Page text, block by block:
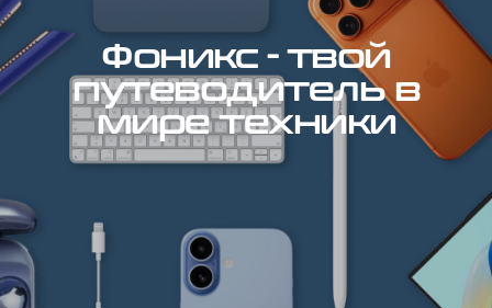
Фоникс - твой
путеводитель в
мире техники